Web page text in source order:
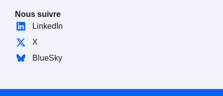
Nous suivre
LinkedIn
X
BlueSky